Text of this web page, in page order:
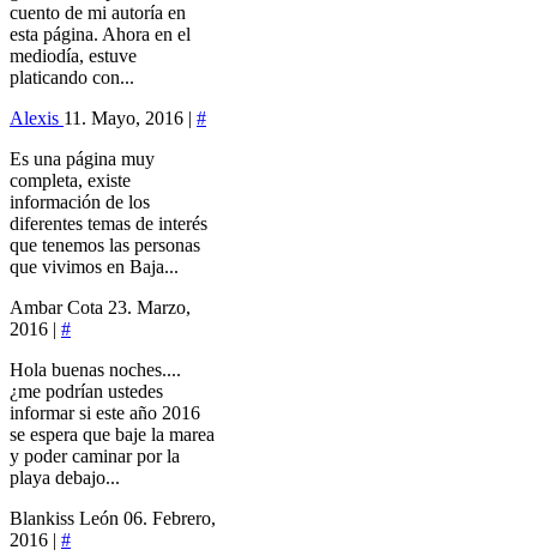
cuento de mi autoría en
esta página. Ahora en el
mediodía, estuve
platicando con...
Alexis 11. Mayo, 2016 | #
Es una página muy
completa, existe
información de los
diferentes temas de interés
que tenemos las personas
que vivimos en Baja...
Ambar Cota 23. Marzo,
2016 | #
Hola buenas noches....
¿me podrían ustedes
informar si este año 2016
se espera que baje la marea
y poder caminar por la
playa debajo...
Blankiss León 06. Febrero,
2016 | #